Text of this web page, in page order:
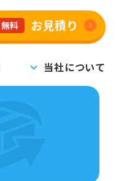
無料 お見積り
当社について